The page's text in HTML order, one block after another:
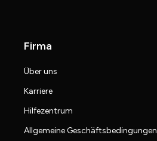
Firma
Über uns
Karriere
Hilfezentrum
Allgemeine Geschäftsbedingungen